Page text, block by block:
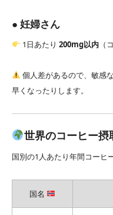
● 妊婦さん
1日あたり 200mg以内（
個人差があるので、敏感
早くなったりします。
世界のコーヒー摂
国別の1人あたり年間コーヒ
国名